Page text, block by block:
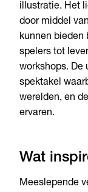
illustratie. Het
door middel
kunnen bieden
spelers tot
workshops. De
spektakel
werelden, en
ervaren.
Wat
Meeslepende